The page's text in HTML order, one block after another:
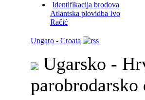
Identifikacija brodova
Atlantska plovidba Ivo
Račić
Ungaro - Croata
Ugarsko -